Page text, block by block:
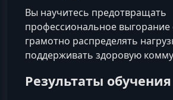
Вы научитесь предотвращать
профессиональное выгорание
грамотно распределять
поддерживать здоровую
Результаты обучения